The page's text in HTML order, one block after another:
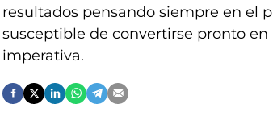
resultados pensando siempre en el
susceptible de convertirse pronto
imperativa.